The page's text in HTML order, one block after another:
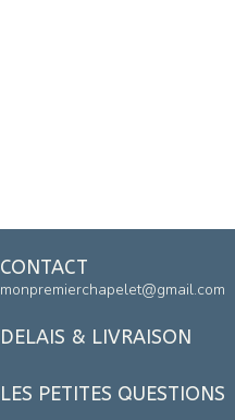
CONTACT
monpremierchapelet@gmail.com
DELAIS & LIVRAISON
LES PETITES QUESTIONS